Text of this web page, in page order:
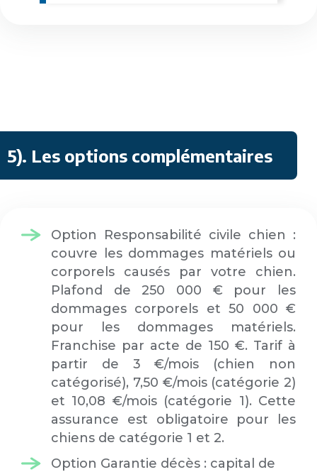
5). Les options complémentaires
Option Responsabilité civile chien :
couvre les dommages matériels ou
corporels causés par votre chien.
Plafond de 250 000 € pour les
dommages corporels et 50 000 €
pour les dommages matériels.
Franchise par acte de 150 €. Tarif à
partir de 3 €/mois (chien non
catégorisé), 7,50 €/mois (catégorie 2)
et 10,08 €/mois (catégorie 1). Cette
assurance est obligatoire pour les
chiens de catégorie 1 et 2.
Option Garantie décès : capital de